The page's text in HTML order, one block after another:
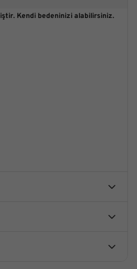
Kendi bedeninizi alabilirsiniz.